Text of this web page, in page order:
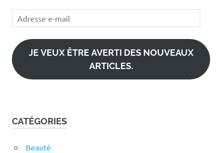
Adresse
e-
mail
JE VEUX ÊTRE AVERTI DES NOUVEAUX
ARTICLES.
CATÉGORIES
Beauté